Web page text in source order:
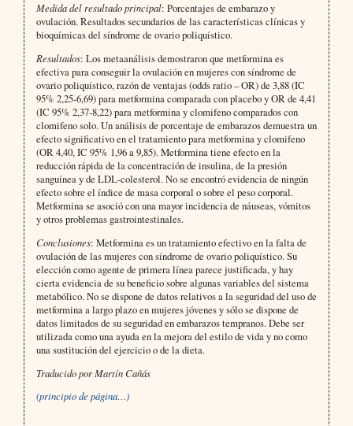
Medida del resultado principal: Porcentajes de embarazo y
ovulación. Resultados secundarios de las características clínicas y
bioquímicas del síndrome de ovario poliquístico.
Resultados: Los metaanálisis demostraron que metformina es
efectiva para conseguir la ovulación en mujeres con síndrome de
ovario poliquístico, razón de ventajas (odds ratio – OR) de 3,88 (IC
95% 2,25-6,69) para metformina comparada con placebo y OR de 4,41
(IC 95% 2,37-8,22) para metformina y clomifeno comparados con
clomifeno solo. Un análisis de porcentaje de embarazos demuestra un
efecto significativo en el tratamiento para metformina y clomifeno
(OR 4,40, IC 95% 1,96 a 9,85). Metformina tiene efecto en la
reducción rápida de la concentración de insulina, de la presión
sanguínea y de LDL-colesterol. No se encontró evidencia de ningún
efecto sobre el índice de masa corporal o sobre el peso corporal.
Metformina se asoció con una mayor incidencia de náuseas, vómitos
y otros problemas gastrointestinales.
Conclusiones: Metformina es un tratamiento efectivo en la falta de
ovulación de las mujeres con síndrome de ovario poliquístico. Su
elección como agente de primera línea parece justificada, y hay
cierta evidencia de su beneficio sobre algunas variables del sistema
metabólico. No se dispone de datos relativos a la seguridad del uso de
metformina a largo plazo en mujeres jóvenes y sólo se dispone de
datos limitados de su seguridad en embarazos tempranos. Debe ser
utilizada como una ayuda en la mejora del estilo de vida y no como
una sustitución del ejercicio o de la dieta.
Traducido por Martín Cañás
(principio de página…)